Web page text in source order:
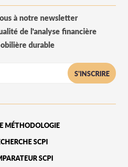
à notre newsletter
de l'analyse financière
durable
S'INSCRIRE
MÉTHODOLOGIE
SCPI
SCPI